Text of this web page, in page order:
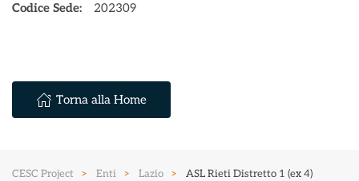
Codice Sede:
202309
Torna alla Home
CESC Project Enti Lazio
ASL Rieti Distretto 1 (ex 4)